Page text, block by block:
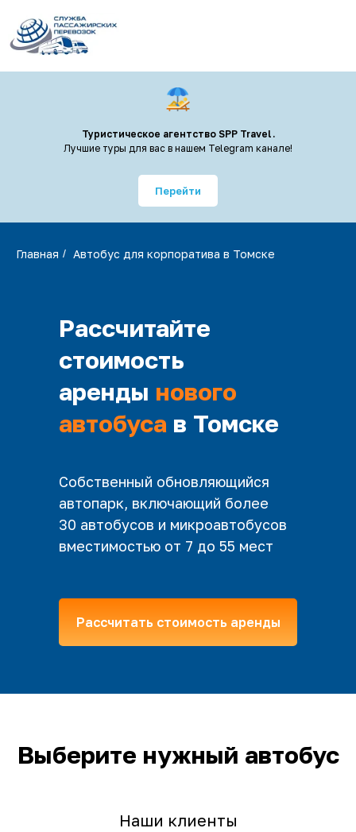
Туристическое агентство SPP Travel.
Лучшие туры для вас в нашем Telegram канале!
Перейти
Главная / Автобус для корпоратива в Томске
Рассчитайте
стоимость
аренды нового
автобуса в Томске
Собственный обновляющийся
автопарк, включающий более
30 автобусов и микроавтобусов
вместимостью от 7 до 55 мест
Рассчитать стоимость аренды
Выберите нужный автобус
Наши клиенты